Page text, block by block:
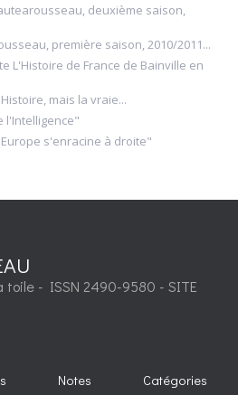
deuxième saison,
première saison, 2010/2011...
L'Histoire de France de Bainville en
mais la vraie...
l'Intelligence"
s'enracine à droite"
toile - ISSN 2490-9580 - SITE
Notes Catégories